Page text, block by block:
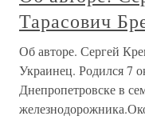
Тарасович
Об авторе. Сергей
Украинец. Родился 7
Днепропетровске в